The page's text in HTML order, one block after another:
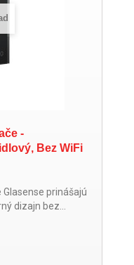
-
Bez WiFi
prinášajú
dizajn bez...